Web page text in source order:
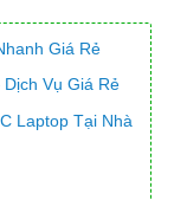
Giá Rẻ
Vụ Giá Rẻ
Laptop Tại Nhà